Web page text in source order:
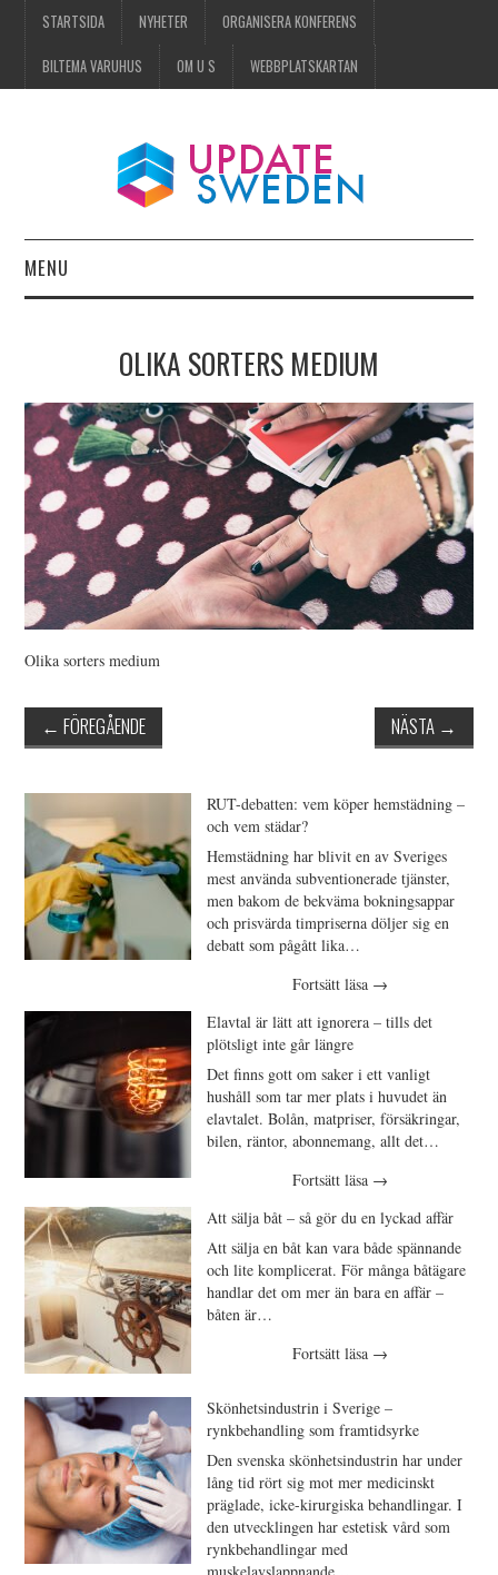
STARTSIDA NYHETER ORGANISERA KONFERENS
BILTEMA VARUHUS OM U S WEBBPLATSKARTAN
MENU
ORGANISERA KONFERENS
BILTEMA VARUHUS
OM U S
WEBBPLATSKARTAN
OLIKA SORTERS MEDIUM
Olika sorters medium
← FÖREGÅENDE NÄSTA →
RUT-debatten: vem köper hemstädning –
och vem städar?
Hemstädning har blivit en av Sveriges
mest använda subventionerade tjänster,
men bakom de bekväma bokningsappar
och prisvärda timpriserna döljer sig en
debatt som pågått lika…
Fortsätt läsa →
Elavtal är lätt att ignorera – tills det
plötsligt inte går längre
Det finns gott om saker i ett vanligt
hushåll som tar mer plats i huvudet än
elavtalet. Bolån, matpriser, försäkringar,
bilen, räntor, abonnemang, allt det…
Fortsätt läsa →
Att sälja båt – så gör du en lyckad affär
Att sälja en båt kan vara både spännande
och lite komplicerat. För många båtägare
handlar det om mer än bara en affär –
båten är…
Fortsätt läsa →
Skönhetsindustrin i Sverige –
rynkbehandling som framtidsyrke
Den svenska skönhetsindustrin har under
lång tid rört sig mot mer medicinskt
präglade, icke-kirurgiska behandlingar. I
den utvecklingen har estetisk vård som
rynkbehandlingar med